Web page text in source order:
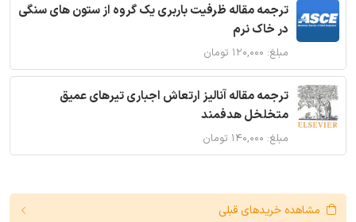
ترجمه مقاله ظرفیت باربری یک گروه از ستون های سنگی
در خاک نرم
مبلغ: ۱۲۰,۰۰۰ تومان
ترجمه مقاله آنالیز ارتعاش اجباری تیرهای عمیق
متخلخل هدفمند
مبلغ: ۱۴۰,۰۰۰ تومان
مشاهده خریدهای قبلی